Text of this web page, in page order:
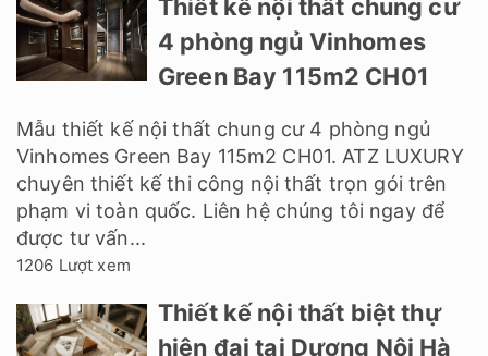
Thiết kế nội thất chung cư
4 phòng ngủ Vinhomes
Green Bay 115m2 CH01
Mẫu thiết kế nội thất chung cư 4 phòng ngủ
Vinhomes Green Bay 115m2 CH01. ATZ LUXURY
chuyên thiết kế thi công nội thất trọn gói trên
phạm vi toàn quốc. Liên hệ chúng tôi ngay để
được tư vấn...
1206 Lượt xem
Thiết kế nội thất biệt thự
hiện đại tại Dương Nội Hà